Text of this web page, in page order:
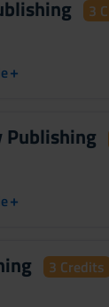
3
+
Publishing
+
3 Credits